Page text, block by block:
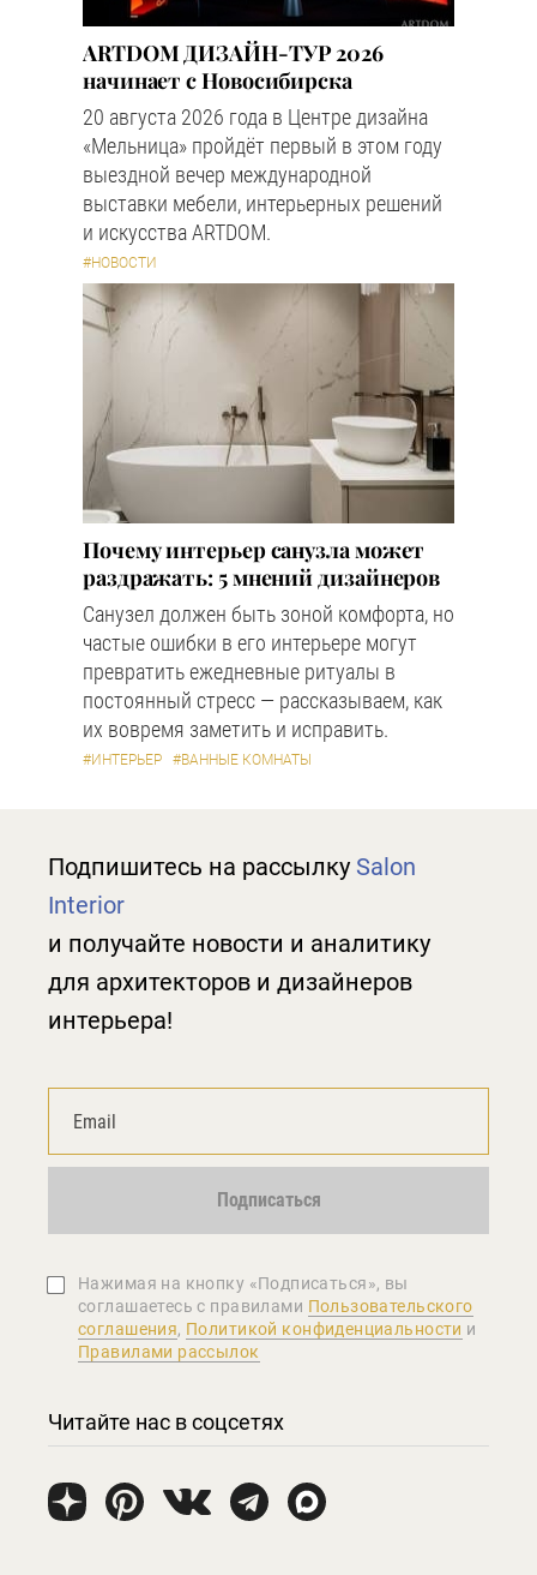
ARTDOM ДИЗАЙН-ТУР 2026
начинает с Новосибирска
20 августа 2026 года в Центре дизайна
«Мельница» пройдёт первый в этом году
выездной вечер международной
выставки мебели, интерьерных решений
и искусства ARTDOM.
#НОВОСТИ
Почему интерьер санузла может
раздражать: 5 мнений дизайнеров
Санузел должен быть зоной комфорта, но
частые ошибки в его интерьере могут
превратить ежедневные ритуалы в
постоянный стресс — рассказываем, как
их вовремя заметить и исправить.
#ИНТЕРЬЕР #ВАННЫЕ КОМНАТЫ
Подпишитесь на рассылку Salon
Interior
и получайте новости и аналитику
для архитекторов и дизайнеров
интерьера!
Подписаться
Нажимая на кнопку «Подписаться», вы
соглашаетеcь с правилами Пользовательского
соглашения, Политикой конфиденциальности и
Правилами рассылок
Читайте нас в соцсетях